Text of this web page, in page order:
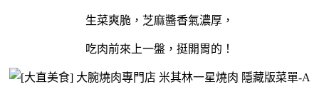
生菜爽脆，芝麻醬香氣濃厚，
吃肉前來上一盤，挺開胃的！